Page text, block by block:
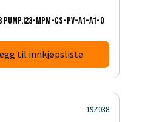
PUMP,I23-MPM-CS-PV-A1-A1-0
til innkjøpsliste
19Z038